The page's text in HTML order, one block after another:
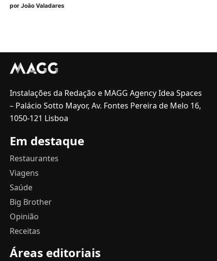
por João Valadares
Instalações da Redação e MAGG Agency Idea Spaces
– Palácio Sotto Mayor, Av. Fontes Pereira de Melo 16,
1050-121 Lisboa
Em destaque
Restaurantes
Viagens
Saúde
Big Brother
Opinião
Receitas
Áreas editoriais